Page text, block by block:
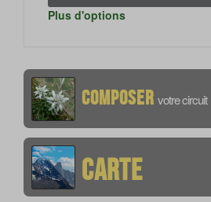
Plus d'options
Composer votre circuit
Carte